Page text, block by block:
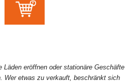
Läden eröffnen oder stationäre Geschäfte
Wer etwas zu verkauft, beschränkt sich